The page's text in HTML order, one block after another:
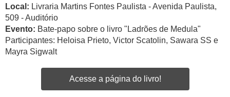
Local: Livraria Martins Fontes Paulista - Avenida Paulista,
509 - Auditório
Evento: Bate-papo sobre o livro "Ladrões de Medula"
Participantes: Heloisa Prieto, Victor Scatolin, Sawara SS e
Mayra Sigwalt
Acesse a página do livro!